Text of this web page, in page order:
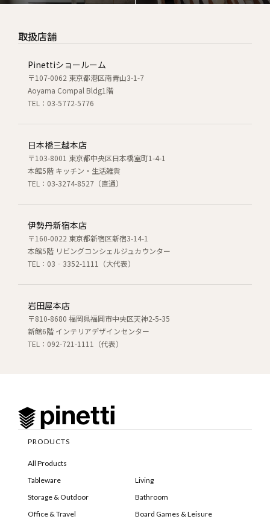
取扱店舗
Pinettiショールーム
〒107-0062 東京都港区南青山3-1-7
Aoyama Compal Bldg1階
TEL：03-5772-5776
日本橋三越本店
〒103-8001 東京都中央区日本橋室町1-4-1
本館5階 キッチン・生活雑貨
TEL：03-3274-8527（直通）
伊勢丹新宿本店
〒160-0022 東京都新宿区新宿3-14-1
本館5階 リビングコンシェルジュカウンター
TEL：03‐3352-1111（大代表）
岩田屋本店
〒810-8680 福岡県福岡市中央区天神2-5-35
新館6階 インテリアデザインセンター
TEL：092-721-1111（代表）
PRODUCTS
All Products
Tableware
Living
Storage & Outdoor
Bathroom
Office & Travel
Board Games & Leisure